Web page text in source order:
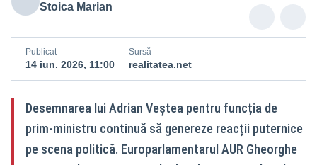
Stoica Marian
Publicat
14 iun. 2026, 11:00
Sursă
realitatea.net
Desemnarea lui Adrian Veștea pentru funcția de
prim-ministru continuă să genereze reacții puternice
pe scena politică. Europarlamentarul AUR Gheorghe